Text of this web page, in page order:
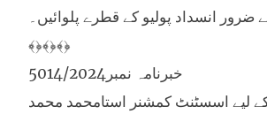
ضرور انسداد پولیو کے قطرے پلوائیں۔
﴾﴿﴾﴿﴾﴿
خبرنامہ نمبر5014/2024
کرنے کے لیے اسسٹنٹ کمشنر استامحمد محمد